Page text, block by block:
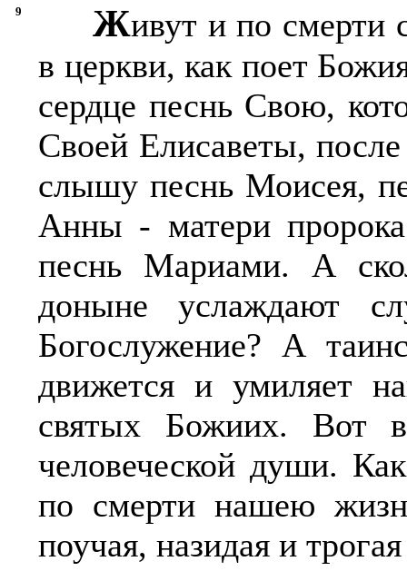
9 Живут и по смерти
в церкви, как поет
сердце песнь Свою,
Своей Елисаветы,
слышу песнь Моисея,
Анны - матери
песнь Мариами. А
доныне услаждают
Богослужение? А
движется и умиляет
святых Божиих. Вот
человеческой души.
по смерти нашею
поучая, назидая и